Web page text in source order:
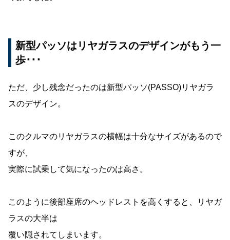
新型パッソはリヤガラスのデザインがもう一
歩･･･
ただ、少し残念だったのは新型パッソ(PASSO)リヤガラ
スのデザイン。
このクルマのリヤガラスの横幅は十分なサイズがあるので
すが、
実際に試乗して気になったのは高さ。
このように後部座席のヘッドレストを高くすると、リヤガ
ラスの大半は
覆い隠されてしまいます。